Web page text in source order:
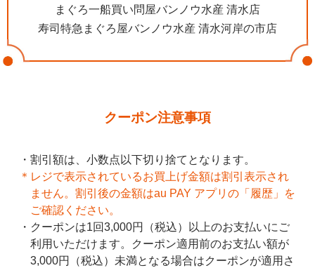
まぐろ一船買い問屋バンノウ水産 清水店
寿司特急まぐろ屋バンノウ水産 清水河岸の市店
クーポン注意事項
割引額は、小数点以下切り捨てとなります。
＊レジで表示されているお買上げ金額は割引表示され
ません。割引後の金額はau PAY アプリの「履歴」を
ご確認ください。
クーポンは1回3,000円（税込）以上のお支払いにご
利用いただけます。クーポン適用前のお支払い額が
3,000円（税込）未満となる場合はクーポンが適用さ